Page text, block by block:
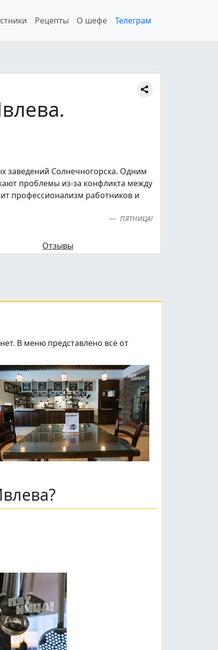
Рецепты О шефе Телеграм
заведений Солнечногорска. Одним
проблемы из-за конфликта между
профессионализм работников и
ПЯТНИЦА!
Отзывы
В меню представлено всё от